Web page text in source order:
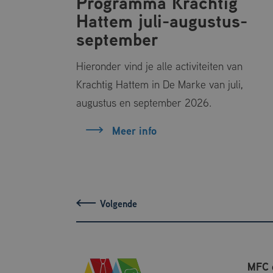
Hattem juli-augustus-
september
Hieronder vind je alle activiteiten van
Krachtig Hattem in De Marke van juli,
augustus en september 2026.
Meer info
MFC